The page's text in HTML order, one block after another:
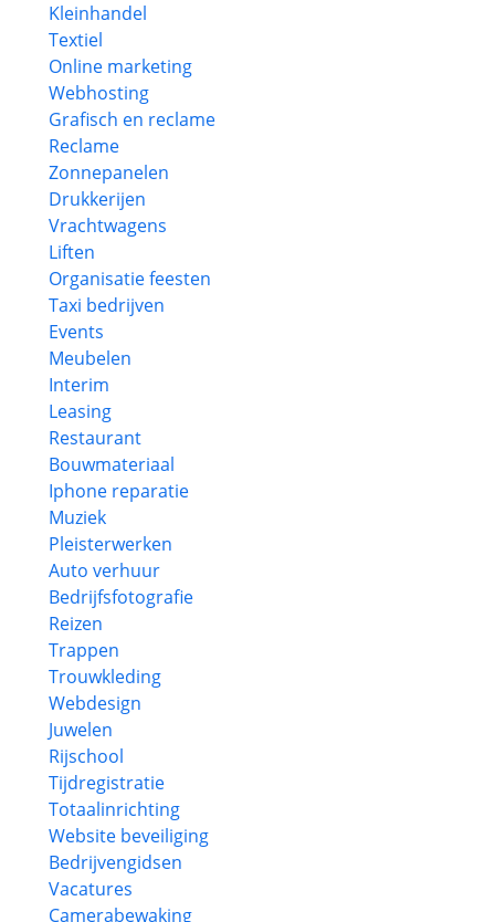
Kleinhandel
Textiel
Online marketing
Webhosting
Grafisch en reclame
Reclame
Zonnepanelen
Drukkerijen
Vrachtwagens
Liften
Organisatie feesten
Taxi bedrijven
Events
Meubelen
Interim
Leasing
Restaurant
Bouwmateriaal
Iphone reparatie
Muziek
Pleisterwerken
Auto verhuur
Bedrijfsfotografie
Reizen
Trappen
Trouwkleding
Webdesign
Juwelen
Rijschool
Tijdregistratie
Totaalinrichting
Website beveiliging
Bedrijvengidsen
Vacatures
Camerabewaking